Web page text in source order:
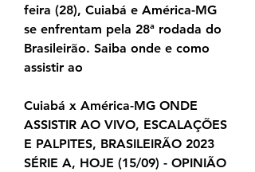
feira (28), Cuiabá e América-MG
se enfrentam pela 28ª rodada do
Brasileirão. Saiba onde e como
assistir ao
Cuiabá x América-MG ONDE
ASSISTIR AO VIVO, ESCALAÇÕES
E PALPITES, BRASILEIRÃO 2023
SÉRIE A, HOJE (15/09) - OPINIÃO